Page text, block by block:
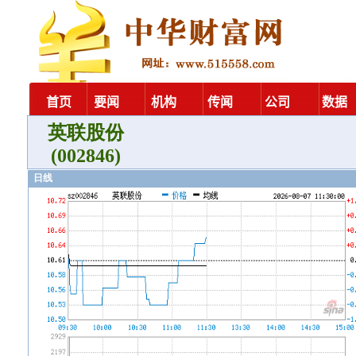
英联股份
(002846)
日线